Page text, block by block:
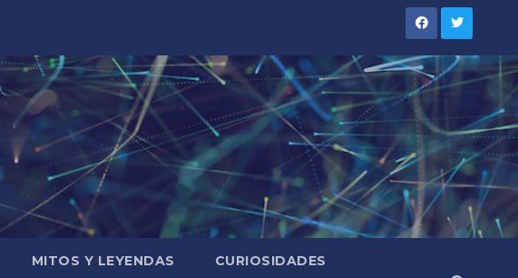
MITOS Y LEYENDAS CURIOSIDADES